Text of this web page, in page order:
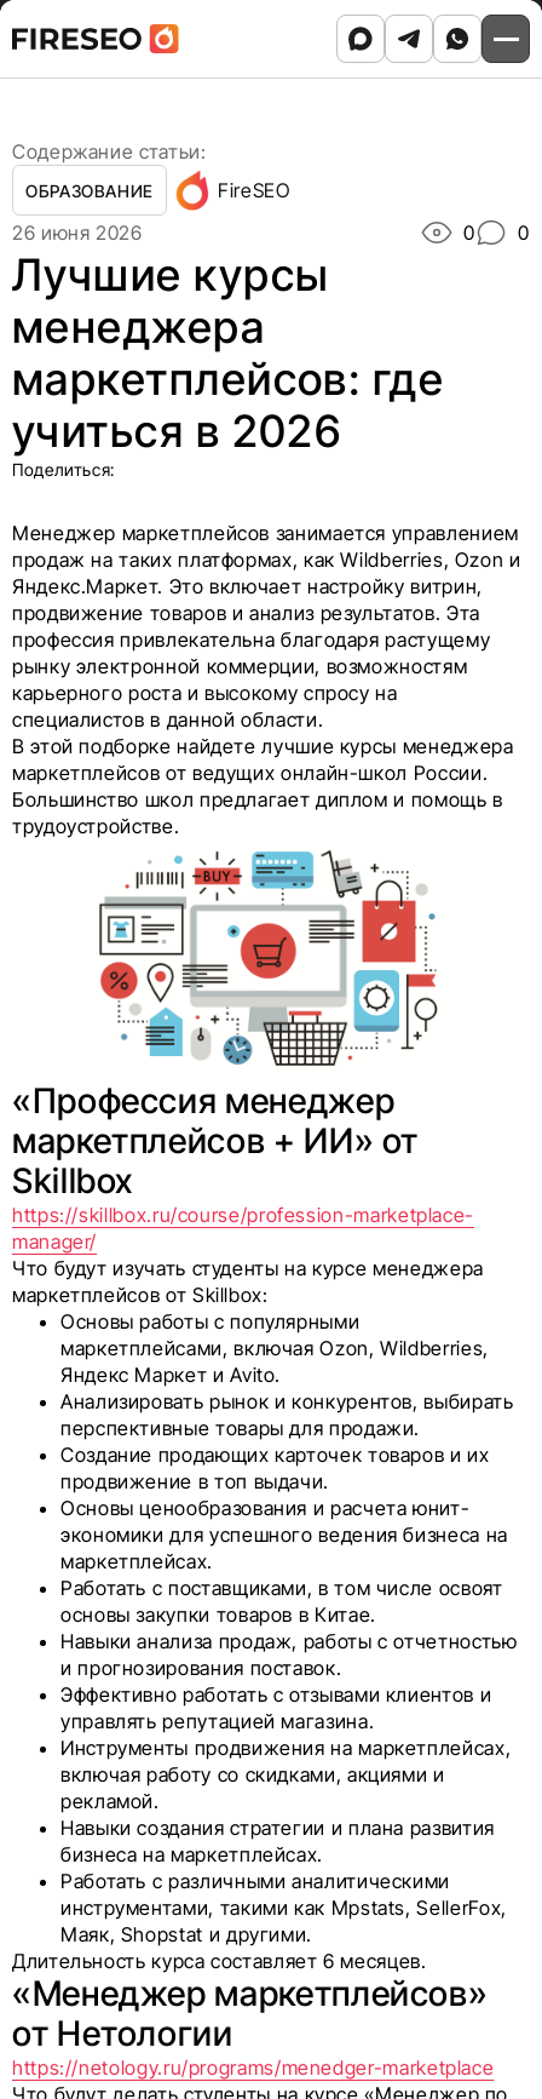
Skip
toСсылки
хлебных
Ссылки
хлебных
Лучшие курсы менеджера маркетплейсов: где
Содержание статьи:
ОБРАЗОВАНИЕ
FireSEO
26 июня 2026
0 0
Лучшие курсы
менеджера
маркетплейсов: где
учиться в 2026
Поделиться:
Менеджер маркетплейсов занимается управлением
продаж на таких платформах, как Wildberries, Ozon и
Яндекс.Маркет. Это включает настройку витрин,
продвижение товаров и анализ результатов. Эта
профессия привлекательна благодаря растущему
рынку электронной коммерции, возможностям
карьерного роста и высокому спросу на
специалистов в данной области.
В этой подборке найдете лучшие курсы менеджера
маркетплейсов от ведущих онлайн-школ России.
Большинство школ предлагает диплом и помощь в
трудоустройстве.
«Профессия менеджер
маркетплейсов + ИИ» от
Skillbox
https://skillbox.ru/course/profession-marketplace-
manager/
Что будут изучать студенты на курсе менеджера
маркетплейсов от Skillbox:
Основы работы с популярными
маркетплейсами, включая Ozon, Wildberries,
Яндекс Маркет и Avito.
Анализировать рынок и конкурентов, выбирать
перспективные товары для продажи.
Создание продающих карточек товаров и их
продвижение в топ выдачи.
Основы ценообразования и расчета юнит-
экономики для успешного ведения бизнеса на
маркетплейсах.
Работать с поставщиками, в том числе освоят
основы закупки товаров в Китае.
Навыки анализа продаж, работы с отчетностью
и прогнозирования поставок.
Эффективно работать с отзывами клиентов и
управлять репутацией магазина.
Инструменты продвижения на маркетплейсах,
включая работу со скидками, акциями и
рекламой.
Навыки создания стратегии и плана развития
бизнеса на маркетплейсах.
Работать с различными аналитическими
инструментами, такими как Mpstats, SellerFox,
Маяк, Shopstat и другими.
Длительность курса составляет 6 месяцев.
«Менеджер маркетплейсов»
от Нетологии
https://netology.ru/programs/menedger-marketplace